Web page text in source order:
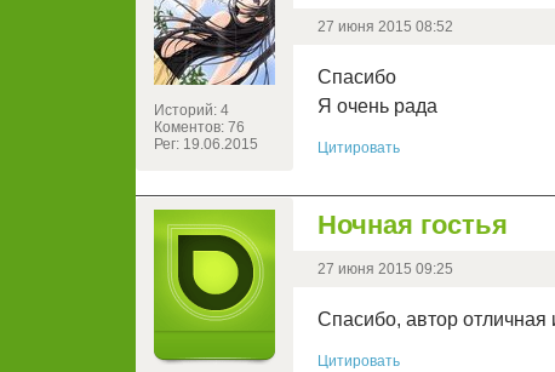
Историй: 4
Коментов: 76
Рег: 19.06.2015
27 июня 2015 08:52
Спасибо
Я очень рада
Цитировать
Ночная гостья
27 июня 2015 09:25
Спасибо, автор
Цитировать